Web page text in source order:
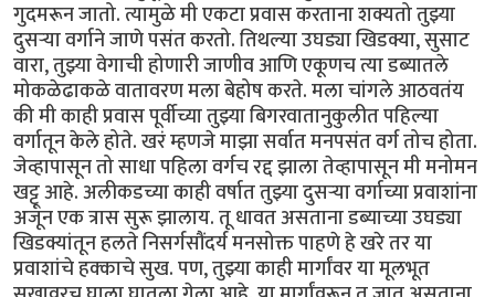
गुदमरून जातो. त्यामुळे मी एकटा प्रवास करताना शक्यतो तुझ्या
दुसऱ्या वर्गाने जाणे पसंत करतो. तिथल्या उघड्या खिडक्या, सुसाट
वारा, तुझ्या वेगाची होणारी जाणीव आणि एकूणच त्या डब्यातले
मोकळेढाकळे वातावरण मला बेहोष करते. मला चांगले आठवतंय
की मी काही प्रवास पूर्वीच्या तुझ्या बिगरवातानुकुलीत पहिल्या
वर्गातून केले होते. खरं म्हणजे माझा सर्वात मनपसंत वर्ग तोच होता.
जेव्हापासून तो साधा पहिला वर्गच रद्द झाला तेव्हापासून मी मनोमन
खट्टू आहे. अलीकडच्या काही वर्षात तुझ्या दुसऱ्या वर्गाच्या प्रवाशांना
अजून एक त्रास सुरू झालाय. तू धावत असताना डब्याच्या उघड्या
खिडक्यांतून हलते निसर्गसौंदर्य मनसोक्त पाहणे हे खरे तर या
प्रवाशांचे हक्काचे सुख. पण, तुझ्या काही मार्गांवर या मूलभूत